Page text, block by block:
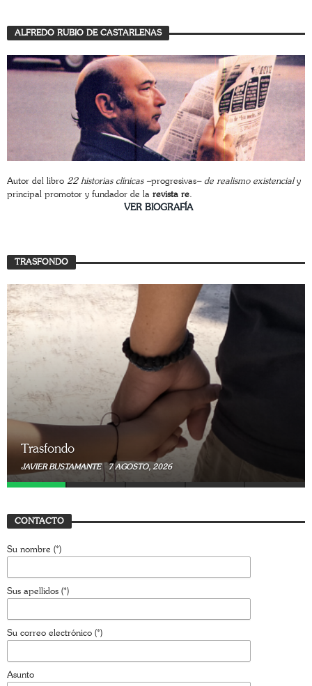
ALFREDO RUBIO DE CASTARLENAS
Autor del libro 22 historias clínicas –progresivas– de realismo existencialy
principal promotor y fundador de la revista re.
VER BIOGRAFÍA
TRASFONDO
Trasfondo
JAVIER BUSTAMANTE 7 AGOSTO, 2026
CONTACTO
Su nombre (*)
Sus apellidos (*)
Su correo electrónico (*)
Asunto